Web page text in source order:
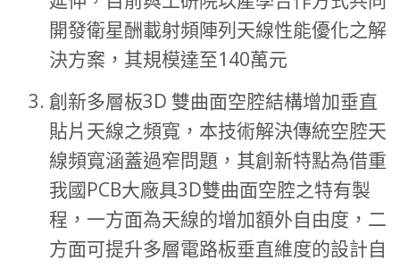
開發衛星酬載射頻陣列天線性能優化之解
決方案，其規模達至140萬元
創新多層板3D 雙曲面空腔結構增加垂直
貼片天線之頻寬，本技術解決傳統空腔天
線頻寬涵蓋過窄問題，其創新特點為借重
我國PCB大廠具3D雙曲面空腔之特有製
程，一方面為天線的增加額外自由度，二
方面可提升多層電路板垂直維度的設計自